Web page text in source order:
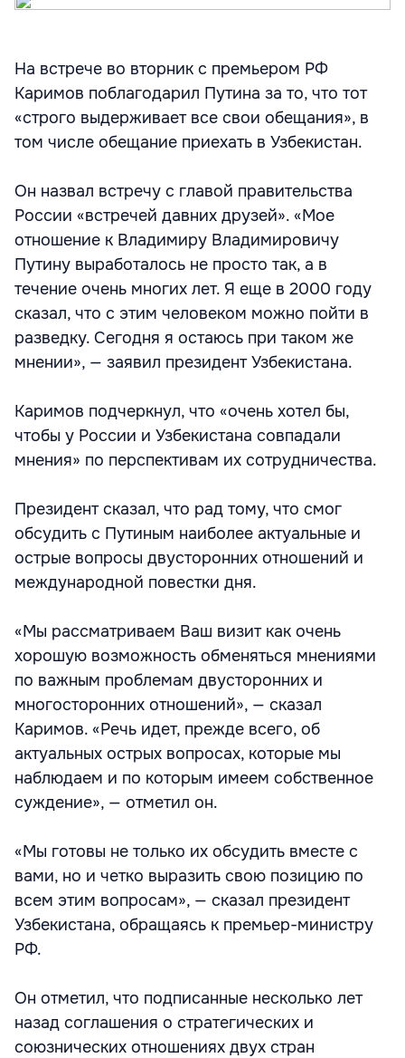
На встрече во вторник с премьером РФ
Каримов поблагодарил Путина за то, что тот
«строго выдерживает все свои обещания», в
том числе обещание приехать в Узбекистан.
Он назвал встречу с главой правительства
России «встречей давних друзей». «Мое
отношение к Владимиру Владимировичу
Путину выработалось не просто так, а в
течение очень многих лет. Я еще в 2000 году
сказал, что с этим человеком можно пойти в
разведку. Сегодня я остаюсь при таком же
мнении», — заявил президент Узбекистана.
Каримов подчеркнул, что «очень хотел бы,
чтобы у России и Узбекистана совпадали
мнения» по перспективам их сотрудничества.
Президент сказал, что рад тому, что смог
обсудить с Путиным наиболее актуальные и
острые вопросы двусторонних отношений и
международной повестки дня.
«Мы рассматриваем Ваш визит как очень
хорошую возможность обменяться мнениями
по важным проблемам двусторонних и
многосторонних отношений», — сказал
Каримов. «Речь идет, прежде всего, об
актуальных острых вопросах, которые мы
наблюдаем и по которым имеем собственное
суждение», — отметил он.
«Мы готовы не только их обсудить вместе с
вами, но и четко выразить свою позицию по
всем этим вопросам», — сказал президент
Узбекистана, обращаясь к премьер-министру
РФ.
Он отметил, что подписанные несколько лет
назад соглашения о стратегических и
союзнических отношениях двух стран